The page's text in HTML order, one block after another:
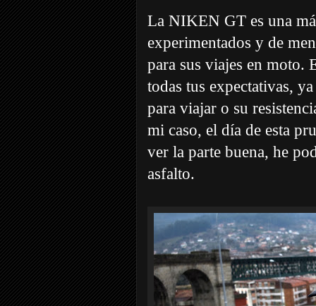
La NIKEN GT es una
experimentados y de
para sus viajes en moto.
todas tus expectativas,
para viajar o su
mi caso, el día de esta
ver la parte buena, he
asfalto.